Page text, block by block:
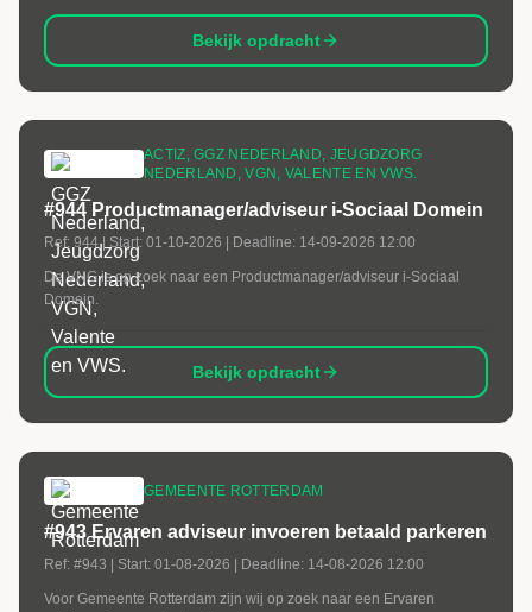
Bekijk opdracht
ACTIZ, GGZ NEDERLAND, JEUGDZORG
NEDERLAND, VGN, VALENTE EN VWS.
#944 Productmanager/adviseur i-Sociaal Domein
Ref: 944| Start: 01-10-2026 | Deadline: 14-09-2026 12:00
De VNG is op zoek naar een Productmanager/adviseur i-Sociaal
Domein.
Bekijk opdracht
GEMEENTE ROTTERDAM
#943 Ervaren adviseur invoeren betaald parkeren
Ref: #943 | Start: 01-08-2026 | Deadline: 14-08-2026 12:00
Voor Gemeente Rotterdam zijn wij op zoek naar een Ervaren